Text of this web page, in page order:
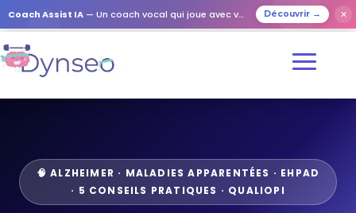
Coach Assist IA — Un coach vocal qui joue avec vos proches Découvrir → ✕
🧠 ALZHEIMER · MALADIES APPARENTÉES · EHPAD
· 5 CONSEILS PRATIQUES · QUALIOPI